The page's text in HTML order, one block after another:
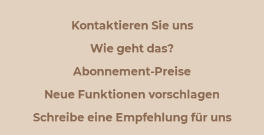
Kontaktieren Sie uns
Wie geht das?
Abonnement-Preise
Neue Funktionen vorschlagen
Schreibe eine Empfehlung für uns